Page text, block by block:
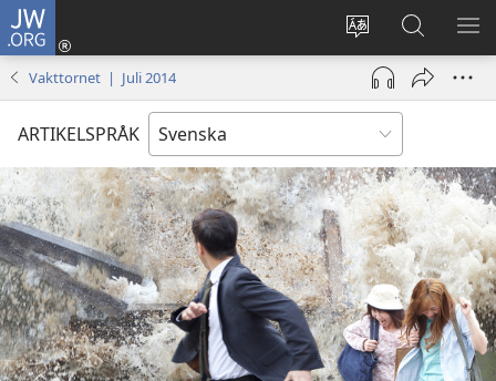
JW.ORG
Ändra
webbplatsens
språk
Logga
(öppnar
fönster)
Sök
på
jw.org
Vakttornet | Juli 2014
ARTIKELSPRÅK